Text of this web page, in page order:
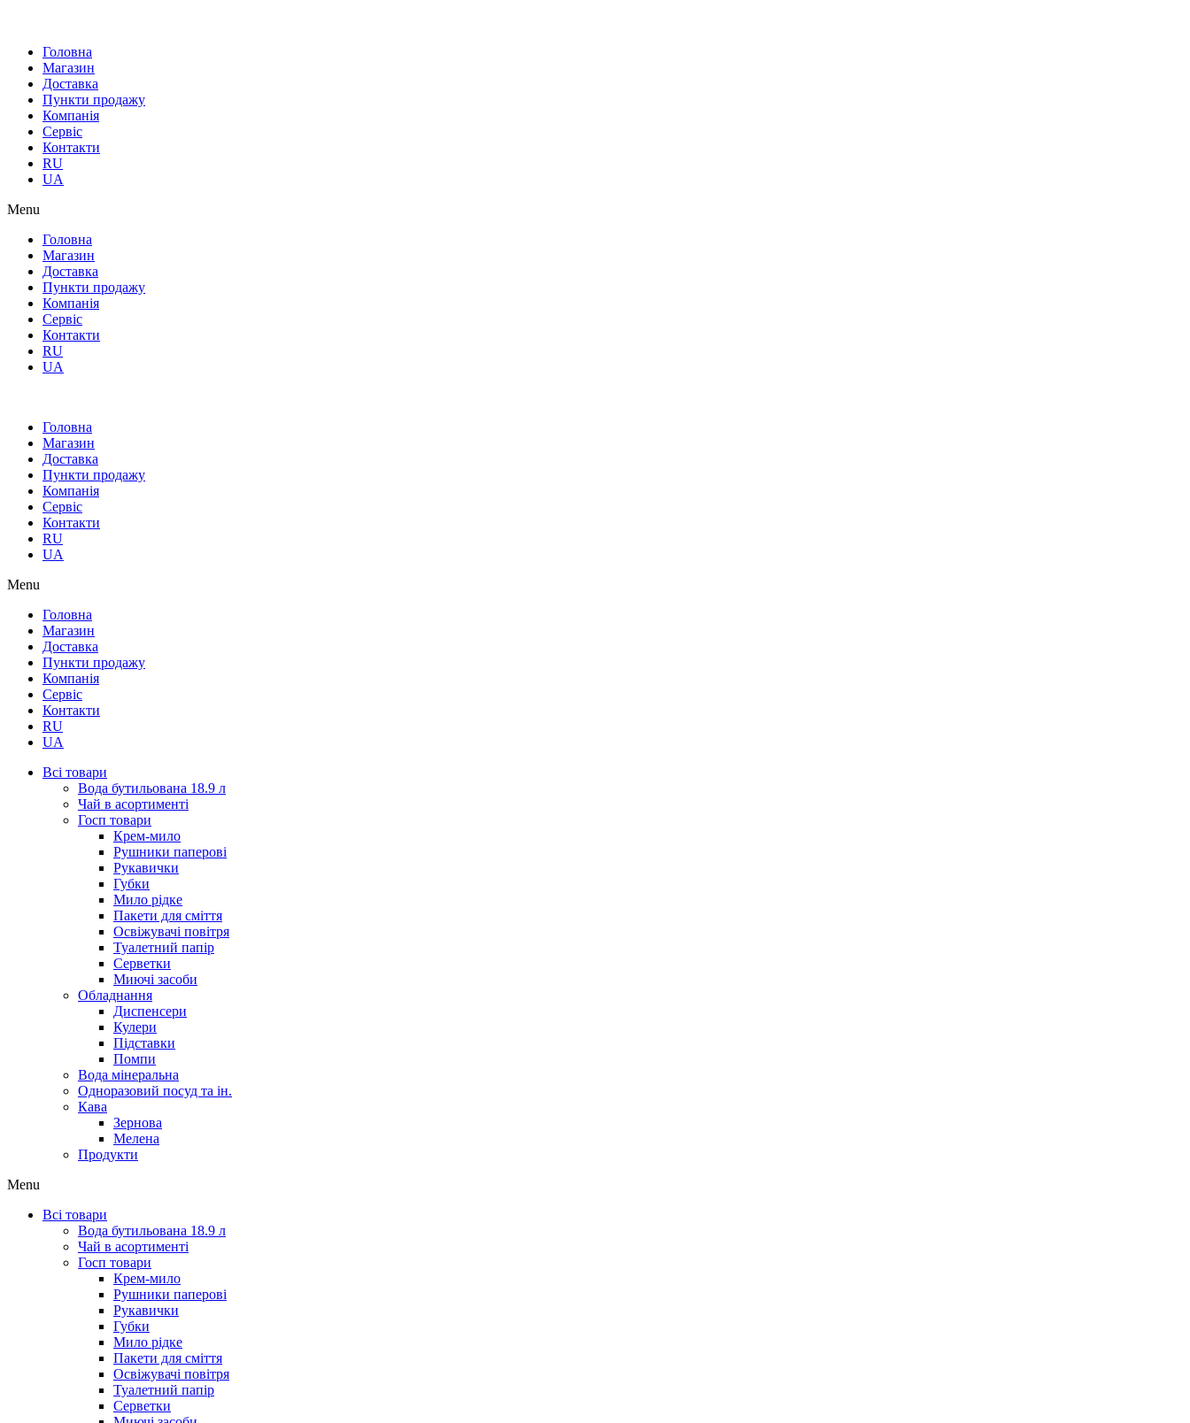
Головна
Магазин
Доставка
Пункти продажу
Компанія
Сервіс
Контакти
RU
UA
Menu
Головна
Магазин
Доставка
Пункти продажу
Компанія
Сервіс
Контакти
RU
UA
Головна
Магазин
Доставка
Пункти продажу
Компанія
Сервіс
Контакти
RU
UA
Menu
Головна
Магазин
Доставка
Пункти продажу
Компанія
Сервіс
Контакти
RU
UA
Всі товари
Вода бутильована 18.9 л
Чай в асортименті
Госп товари
Крем-мило
Рушники паперові
Рукавички
Губки
Мило рідке
Пакети для сміття
Освіжувачі повітря
Туалетний папір
Серветки
Миючі засоби
Обладнання
Диспенсери
Кулери
Підставки
Помпи
Вода мінеральна
Одноразовий посуд та ін.
Кава
Зернова
Мелена
Продукти
Menu
Всі товари
Вода бутильована 18.9 л
Чай в асортименті
Госп товари
Крем-мило
Рушники паперові
Рукавички
Губки
Мило рідке
Пакети для сміття
Освіжувачі повітря
Туалетний папір
Серветки